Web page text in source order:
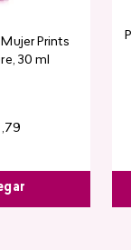
Prints
30 ml
,79